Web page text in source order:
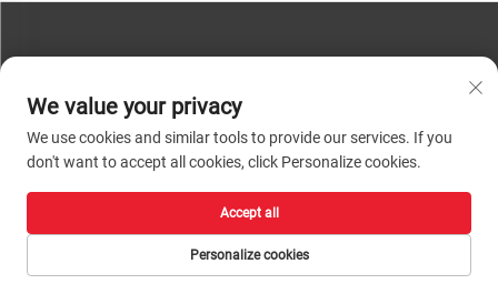
Телефон:+86-13793890209
Телефон:+86-13793890209
Технологија Цо, Лтд. Сва права су задржана. |
We value your privacy
We use cookies and similar tools to provide our services. If you
don't want to accept all cookies, click Personalize cookies.
Personalize cookies
Accept all